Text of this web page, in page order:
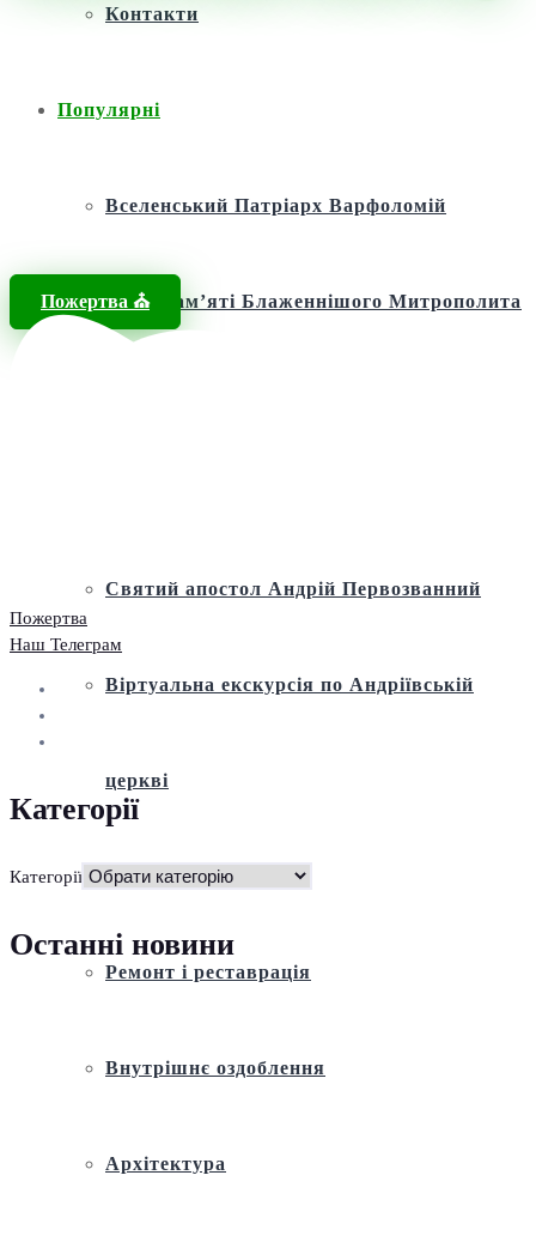
Контакти
Популярні
Вселенський Патріарх Варфоломій
Фонд пам’яті Блаженнішого Митрополита
Святий апостол Андрій Первозванний
Віртуальна екскурсія по Андріївській
церкві
Історія
Ремонт і реставрація
Внутрішнє оздоблення
Архітектура
Пожертва ⛪️
Пожертва
Наш Телеграм
Категорії
Категорії
Останні новини